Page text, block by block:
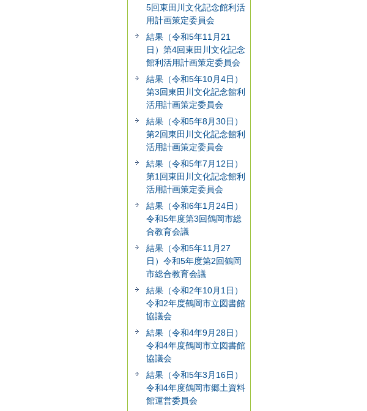
5回東田川文化記念館利活
用計画策定委員会
結果（令和5年11月21
日）第4回東田川文化記念
館利活用計画策定委員会
結果（令和5年10月4日）
第3回東田川文化記念館利
活用計画策定委員会
結果（令和5年8月30日）
第2回東田川文化記念館利
活用計画策定委員会
結果（令和5年7月12日）
第1回東田川文化記念館利
活用計画策定委員会
結果（令和6年1月24日）
令和5年度第3回鶴岡市総
合教育会議
結果（令和5年11月27
日）令和5年度第2回鶴岡
市総合教育会議
結果（令和2年10月1日）
令和2年度鶴岡市立図書館
協議会
結果（令和4年9月28日）
令和4年度鶴岡市立図書館
協議会
結果（令和5年3月16日）
令和4年度鶴岡市郷土資料
館運営委員会